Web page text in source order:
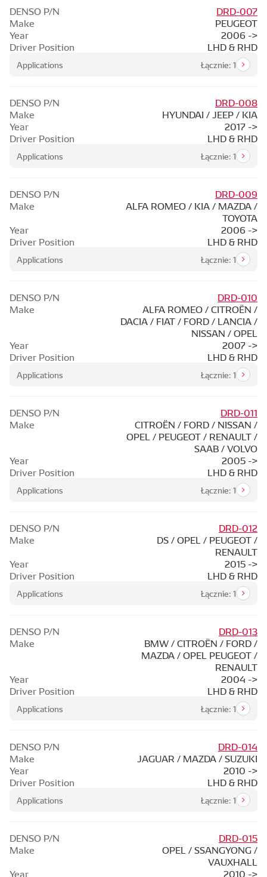
DENSO P/N
DRD-007
Make
PEUGEOT
Applications Łącznie: 1
Year
2006 ->
Driver Position
LHD & RHD
DENSO P/N
DRD-008
Make
HYUNDAI / JEEP / KIA
Applications Łącznie: 1
Year
2017 ->
Driver Position
LHD & RHD
DENSO P/N
DRD-009
Make
ALFA ROMEO / KIA / MAZDA /
TOYOTA
Applications Łącznie: 1
Year
2006 ->
Driver Position
LHD & RHD
DENSO P/N
DRD-010
Make
ALFA ROMEO / CITROËN /
DACIA / FIAT / FORD / LANCIA /
NISSAN / OPEL
Applications Łącznie: 1
Year
2007 ->
Driver Position
LHD & RHD
DENSO P/N
DRD-011
Make
CITROËN / FORD / NISSAN /
OPEL / PEUGEOT / RENAULT /
SAAB / VOLVO
Applications Łącznie: 1
Year
2005 ->
Driver Position
LHD & RHD
DENSO P/N
DRD-012
Make
DS / OPEL / PEUGEOT /
RENAULT
Applications Łącznie: 1
Year
2015 ->
Driver Position
LHD & RHD
DENSO P/N
DRD-013
Make
BMW / CITROËN / FORD /
MAZDA / OPEL PEUGEOT /
RENAULT
Applications Łącznie: 1
Year
2004 ->
Driver Position
LHD & RHD
DENSO P/N
DRD-014
Make
JAGUAR / MAZDA / SUZUKI
Applications Łącznie: 1
Year
2010 ->
Driver Position
LHD & RHD
DENSO P/N
DRD-015
Make
OPEL / SSANGYONG /
VAUXHALL
Year
2010 ->